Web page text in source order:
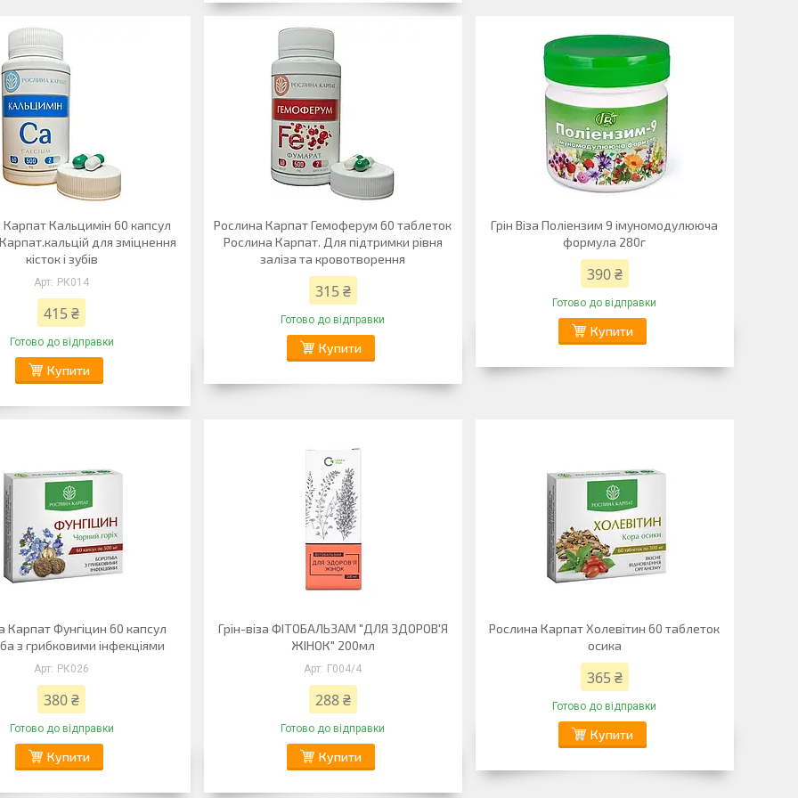
Кальцимін 60 капсул
для зміцнення
кісток і зубів
РК014
415 ₴
Готово до відправки
Купити
Рослина Карпат Гемоферум 60 таблеток
Рослина Карпат. Для підтримки рівня
заліза та кровотворення
315 ₴
Готово до відправки
Купити
Грін Віза Поліензим 9 імуномодулююча
формула 280г
390 ₴
Готово до відправки
Купити
Карпат Фунгіцин 60 капсул
з грибковими інфекціями
РК026
380 ₴
Готово до відправки
Купити
Грін-віза ФІТОБАЛЬЗАМ "ДЛЯ ЗДОРОВ'Я
ЖІНОК" 200мл
Г004/4
288 ₴
Готово до відправки
Купити
Рослина Карпат Холевітин 60 таблеток
осика
365 ₴
Готово до відправки
Купити